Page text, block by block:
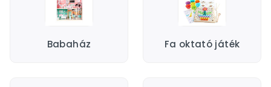
Babaház Fa oktató játék